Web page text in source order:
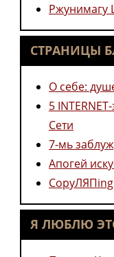
Ржунимагу
СТРАНИЦЫ
О себе:
5
Сети
7-мь
Апогей
CopyЛЯПing
Я ЛЮБЛЮ